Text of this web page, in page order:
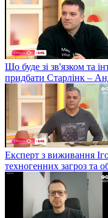
Що буде зі зв'язком та
придбати Старлінк –
Експерт з виживання
техногенних загроз та